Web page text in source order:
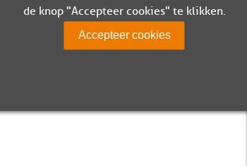
de knop "Accepteer cookies" te klikken.
Accepteer cookies